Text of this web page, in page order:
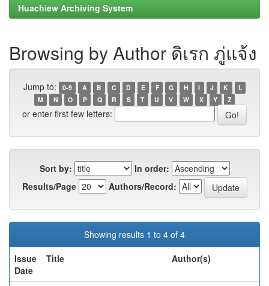
Huachiew Archiving System
Browsing by Author ดิเรก ภู่แจ้ง
Jump to: 0-9 A B C D E F G H I J K
L
M
N O P Q R S T U V W X Y Z
or enter first few letters:
Sort by:
In order:
Results/Page
Authors/Record:
Showing results 1 to 4 of 4
Issue
Date
Title Author(s)